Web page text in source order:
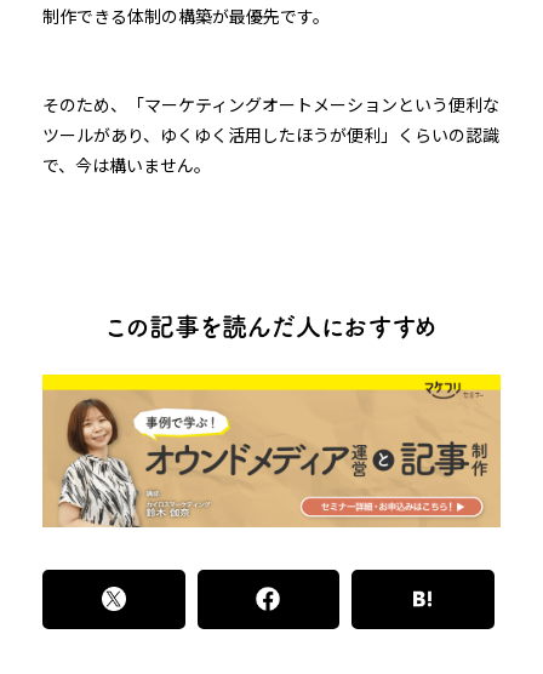
制作できる体制の構築が最優先です。
そのため、「マーケティングオートメーションという便利な
ツールがあり、ゆくゆく活用したほうが便利」くらいの認識
で、今は構いません。
この記事を読んだ人におすすめ